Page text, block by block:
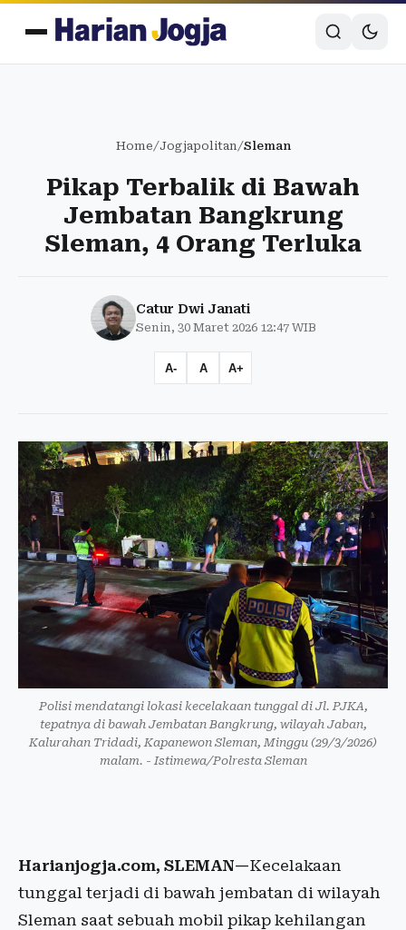
Home/Jogjapolitan/Sleman
Pikap Terbalik di Bawah
Jembatan Bangkrung
Sleman, 4 Orang Terluka
Catur Dwi Janati
Senin, 30 Maret 2026 12:47 WIB
A- A A+
Polisi mendatangi lokasi kecelakaan tunggal di Jl. PJKA,
tepatnya di bawah Jembatan Bangkrung, wilayah Jaban,
Kalurahan Tridadi, Kapanewon Sleman, Minggu (29/3/2026)
malam. - Istimewa/Polresta Sleman
Harianjogja.com, SLEMAN—Kecelakaan
tunggal terjadi di bawah jembatan di wilayah
Sleman saat sebuah mobil pikap kehilangan